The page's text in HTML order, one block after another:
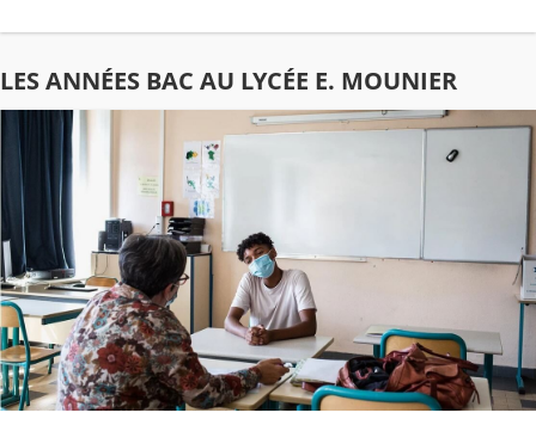
LES ANNÉES BAC AU LYCÉE E. MOUNIER